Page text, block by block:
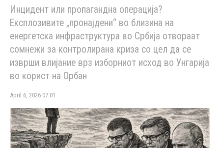
Инцидент или пропагандна операција?
Експлозивите „пронајдени“ во близина на
енергетска инфраструктура во Србија отвораат
сомнежи за контролирана криза со цел да се
изврши влијание врз изборниот исход во Унгарија
во корист на Орбан
April 6, 2026 07:01